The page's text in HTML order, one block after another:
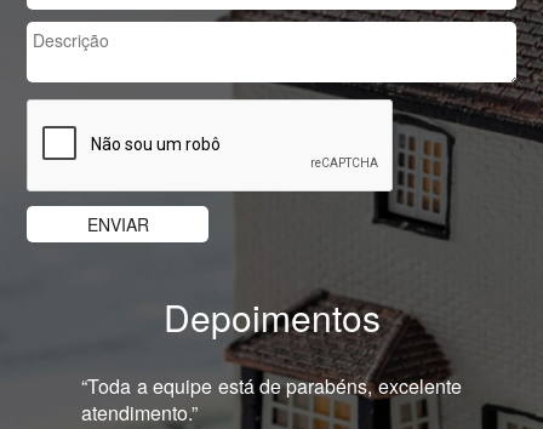
Depoimentos
“Toda a equipe está de parabéns, excelente
atendimento.”